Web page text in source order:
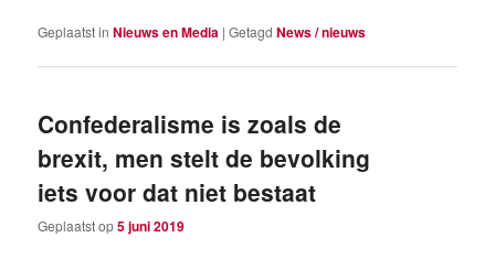
Geplaatst in Nieuws en Media |Getagd News / nieuws
Confederalisme is zoals de
brexit, men stelt de bevolking
iets voor dat niet bestaat
Geplaatst op5 juni 2019